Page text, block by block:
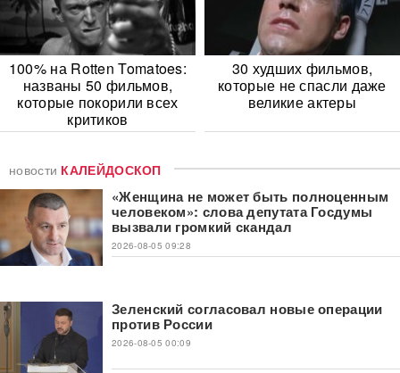
100% на Rotten Tomatoes:
названы 50 фильмов,
которые покорили всех
критиков
30 худших фильмов,
которые не спасли даже
великие актеры
новости КАЛЕЙДОСКОП
«Женщина не может быть полноценным
человеком»: слова депутата Госдумы
вызвали громкий скандал
2026-08-05 09:28
Зеленский согласовал новые операции
против России
2026-08-05 00:09